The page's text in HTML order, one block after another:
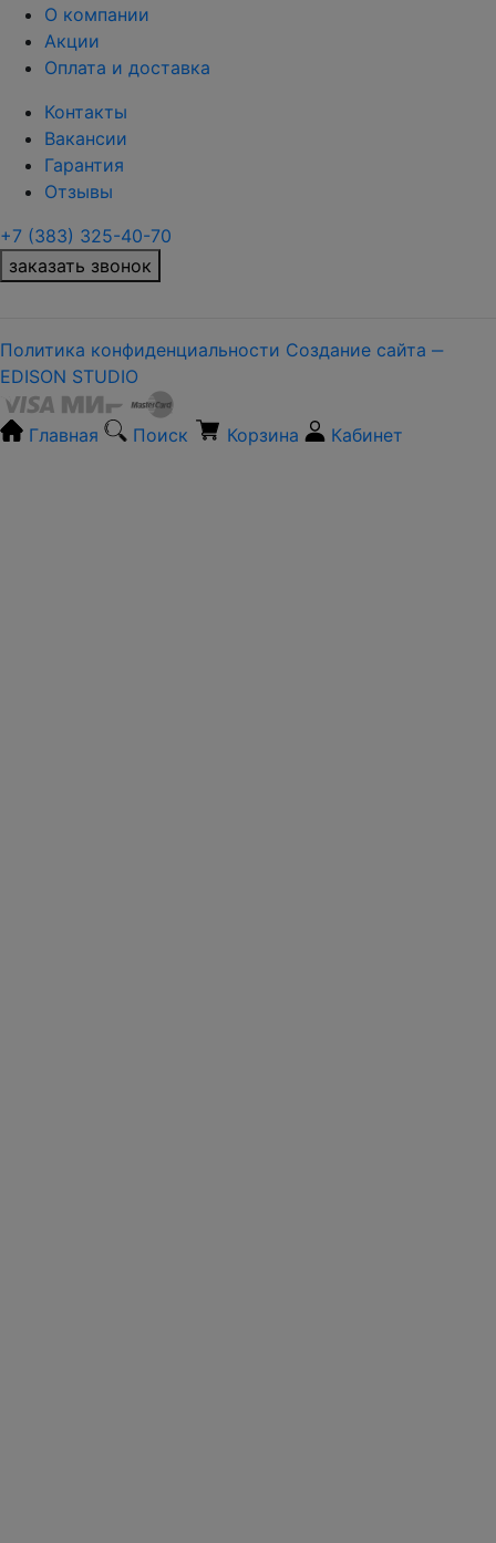
О компании
Акции
Оплата и доставка
Контакты
Вакансии
Гарантия
Отзывы
+7 (383) 325-40-70
заказать звонок
Политика конфиденциальности Создание сайта ‒
EDISON STUDIO
Главная Поиск Корзина Кабинет